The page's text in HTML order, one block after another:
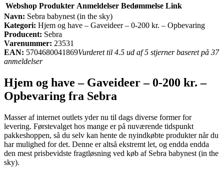
Webshop Produkter Anmeldelser Bedømmelse Link
Navn: Sebra babynest (in the sky)
Kategori: Hjem og have – Gaveideer – 0-200 kr. – Opbevaring
Producent: Sebra
Varenummer: 23531
EAN: 5704680041869Vurderet til 4.5 ud af 5 stjerner baseret på 37
anmeldelser
Hjem og have – Gaveideer – 0-200 kr. –
Opbevaring fra Sebra
Masser af internet outlets yder nu til dags diverse former for
levering. Førstevalget hos mange er på nuværende tidspunkt
pakkeshoppen, så du selv kan hente de nyindkøbte produkter når du
har mulighed for det. Denne er altså ekstremt let, og endda endda
den mest prisbevidste fragtløsning ved køb af Sebra babynest (in the
sky).